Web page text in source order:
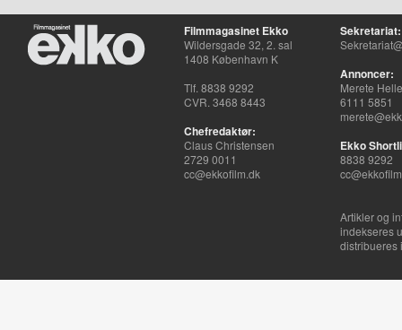
Filmmagasinet Ekko
Wildersgade 32, 2. sal
1408 København K
Tlf. 8838 9292
CVR. 3468 8443
Chefredaktør:
Claus Christensen
2729 0011
cc@ekkofilm.dk
Sekretariat:
Annoncer:
Merete
6111 5851
Ekko
8838 9292
Artikler og
indekseres
distribueres